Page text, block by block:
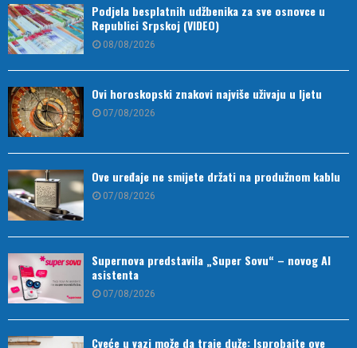
Podjela besplatnih udžbenika za sve osnovce u
Republici Srpskoj (VIDEO)
08/08/2026
Ovi horoskopski znakovi najviše uživaju u ljetu
07/08/2026
Ove uređaje ne smijete držati na produžnom kablu
07/08/2026
Supernova predstavila „Super Sovu“ – novog AI
asistenta
07/08/2026
Cveće u vazi može da traje duže: Isprobajte ove